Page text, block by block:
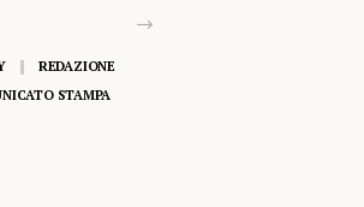
REDAZIONE
STAMPA